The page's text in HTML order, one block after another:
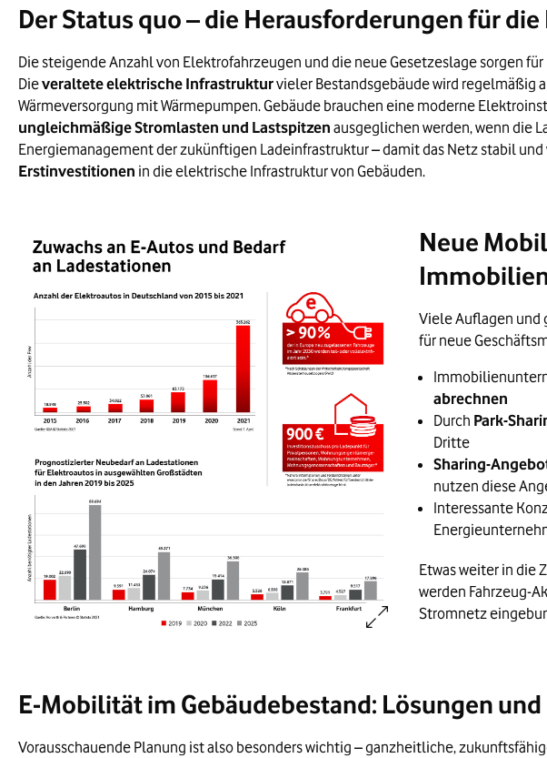
Ladeinfrastruktur für E-Autos.
Gebäudeenergiegesetz – GEG
Seit 1. November 2020 ist das GEG in Kraft. Alle
Erneuerbare-Energien-Gesetz – EEG
Der Anteil erneuerbarer Energien an der Stromversorgung soll
EU-Energieeffizienz-Richtlinie (EED)
In Häusern und Wohnungen bei Neuausrüstung,
Bundesförderung für effiziente Gebäude –
Seit 1. Januar 2021 werden verschiedene Förderprogramme
Wohneigentumsmodernisierungsgesetz –
Alle Eigentümer einer Wohnung haben Anspruch auf Einbau
Förderrichtlinie Ladeinfrastruktur vor Ort
Seit April 2021 wird mit der Förderrichtlinie der Aufbau von
Gastgewerbe.
Förderprogramm für private Ladestationen
Der Status quo – die Herausforderungen für
Die steigende Anzahl von Elektrofahrzeugen und die neue Gesetzeslage sorgen
Dieveraltete elektrische Infrastrukturvieler Bestandsgebäude wird regelmäßig
Wärmeversorgung mit Wärmepumpen. Gebäude brauchen eine moderne
ungleichmäßige Stromlasten und Lastspitzen ausgeglichen werden, wenn die
Energiemanagement der zukünftigen Ladeinfrastruktur – damit das Netz stabil
Erstinvestitionen in die elektrische Infrastruktur von Gebäuden.
Die Zahl der Elektroautos in Deutschland stieg von 18.948 im Jahr 2015 auf 365.262
Parallel dazu steigt der prognostizierte Bedarf an öffentlichen Ladestationen in
Neue
Viele Auflagen und
für neue
abrechnen
Durch Park-
Dritte
Sharing-
nutzen diese
Interessante
Etwas weiter in die
werden Fahrzeug-
Stromnetz
E-Mobilität im Gebäudebestand: Lösungen
Vorausschauende Planung ist also besonders wichtig – ganzheitliche,